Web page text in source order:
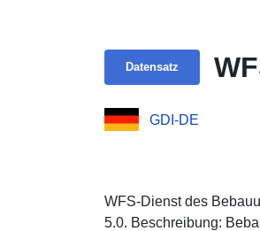
Datensatz
GDI-DE
WFS-Dienst des
5.0. Beschreibung: